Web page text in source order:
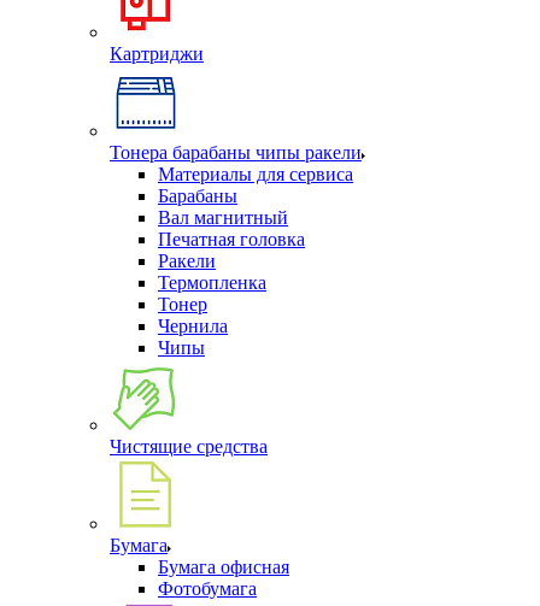
Картриджи
Тонера барабаны чипы ракели
Материалы для сервиса
Барабаны
Вал магнитный
Печатная головка
Ракели
Термопленка
Тонер
Чернила
Чипы
Чистящие средства
Бумага
Бумага офисная
Фотобумага